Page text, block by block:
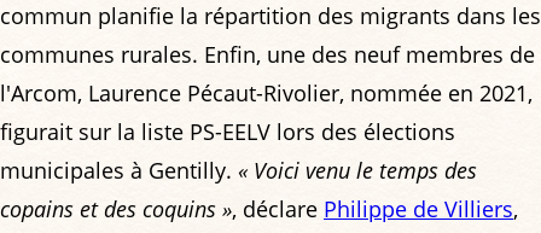
commun planifie la répartition des migrants dans les
communes rurales. Enfin, une des neuf membres de
l'Arcom, Laurence Pécaut-Rivolier, nommée en 2021,
figurait sur la liste PS-EELV lors des élections
municipales à Gentilly. « Voici venu le temps des
copains et des coquins », déclare Philippe de Villiers,